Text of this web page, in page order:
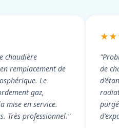
chaudière
remplacement de
Le
gaz,
mise en service.
Très professionnel."
de